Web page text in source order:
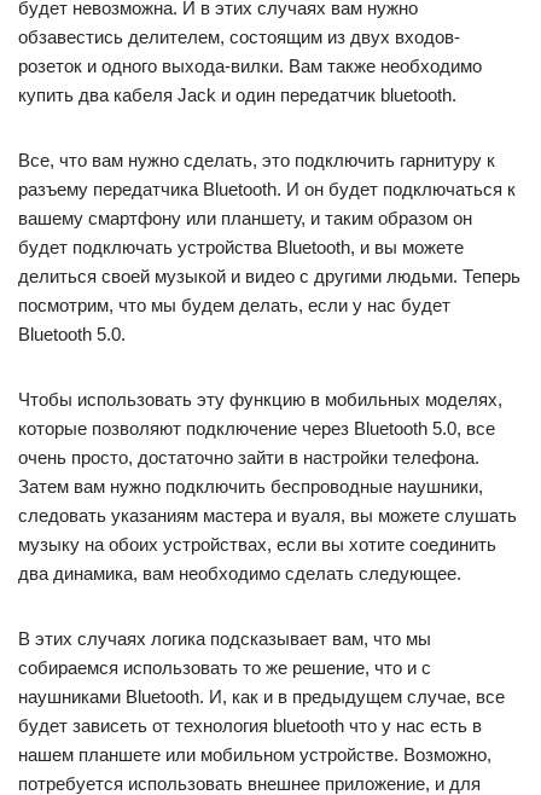
будет невозможна. И в этих случаях вам нужно
обзавестись делителем, состоящим из двух входов-
розеток и одного выхода-вилки. Вам также необходимо
купить два кабеля Jack и один передатчик bluetooth.
Все, что вам нужно сделать, это подключить гарнитуру к
разъему передатчика Bluetooth. И он будет подключаться к
вашему смартфону или планшету, и таким образом он
будет подключать устройства Bluetooth, и вы можете
делиться своей музыкой и видео с другими людьми. Теперь
посмотрим, что мы будем делать, если у нас будет
Bluetooth 5.0.
Чтобы использовать эту функцию в мобильных моделях,
которые позволяют подключение через Bluetooth 5.0, все
очень просто, достаточно зайти в настройки телефона.
Затем вам нужно подключить беспроводные наушники,
следовать указаниям мастера и вуаля, вы можете слушать
музыку на обоих устройствах, если вы хотите соединить
два динамика, вам необходимо сделать следующее.
В этих случаях логика подсказывает вам, что мы
собираемся использовать то же решение, что и с
наушниками Bluetooth. И, как и в предыдущем случае, все
будет зависеть от технология bluetooth что у нас есть в
нашем планшете или мобильном устройстве. Возможно,
потребуется использовать внешнее приложение, и для